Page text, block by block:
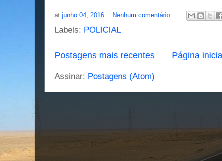
at junho 04, 2016 Nenhum comentário:
Labels: POLICIAL
Postagens mais recentes Página
Assinar: Postagens (Atom)